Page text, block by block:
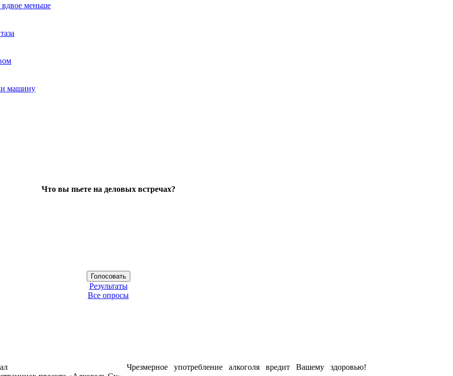
вдвое меньше
машину
Что вы пьете на деловых встречах?
Результаты
Все опросы
Чрезмерное употребление алкоголя вредит Вашему здоровью!